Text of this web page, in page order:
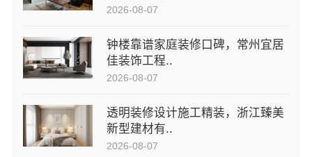
2026-08-07
钟楼靠谱家庭装修口碑，常州宜居
佳装饰工程..
2026-08-07
透明装修设计施工精装，浙江臻美
新型建材有..
2026-08-07